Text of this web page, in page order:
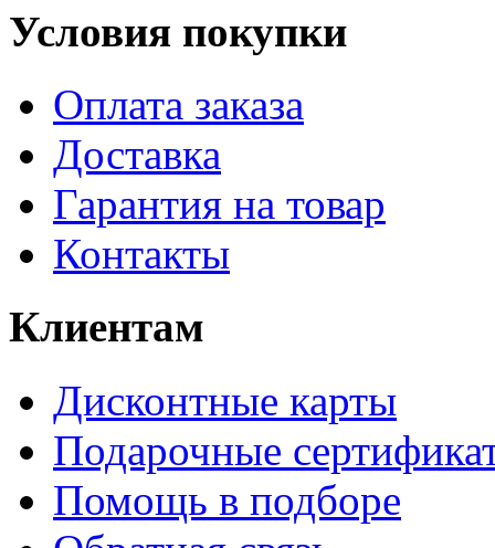
Условия покупки
Оплата заказа
Доставка
Гарантия на товар
Контакты
Клиентам
Дисконтные карты
Подарочные
Помощь в подборе